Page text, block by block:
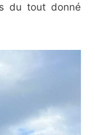
du tout donné